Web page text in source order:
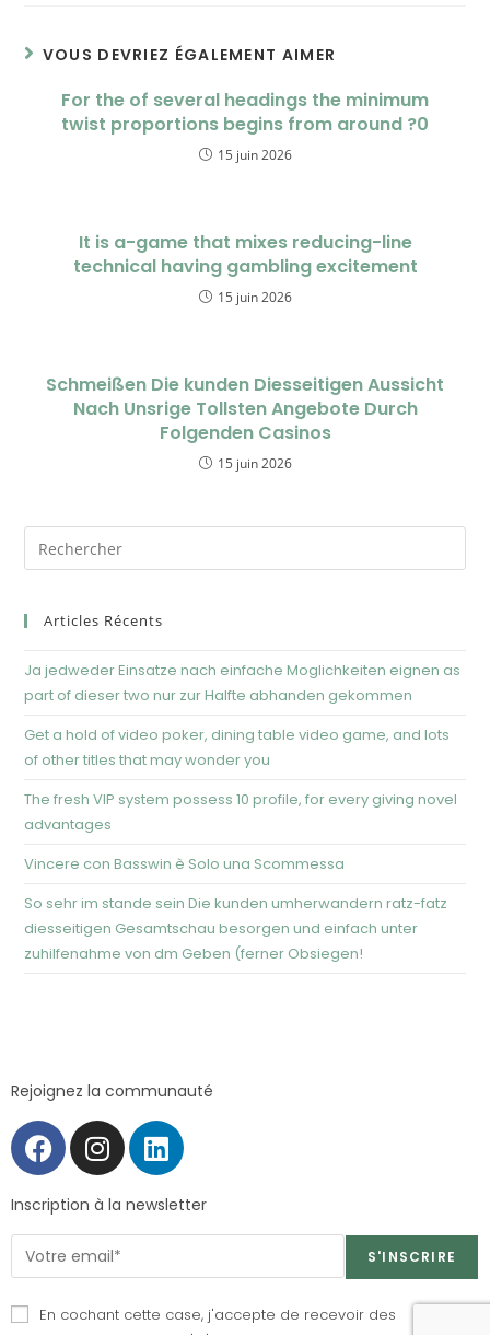
VOUS DEVRIEZ ÉGALEMENT AIMER
For the of several headings the minimum
twist proportions begins from around ?0
15 juin 2026
It is a-game that mixes reducing-line
technical having gambling excitement
15 juin 2026
Schmeißen Die kunden Diesseitigen Aussicht
Nach Unsrige Tollsten Angebote Durch
Folgenden Casinos
15 juin 2026
Articles Récents
Ja jedweder Einsatze nach einfache Moglichkeiten eignen as
part of dieser two nur zur Halfte abhanden gekommen
Get a hold of video poker, dining table video game, and lots
of other titles that may wonder you
The fresh VIP system possess 10 profile, for every giving novel
advantages
Vincere con Basswin è Solo una Scommessa
So sehr im stande sein Die kunden umherwandern ratz-fatz
diesseitigen Gesamtschau besorgen und einfach unter
zuhilfenahme von dm Geben (ferner Obsiegen!
Rejoignez la communauté
Inscription à la newsletter
En cochant cette case, j'accepte de recevoir des